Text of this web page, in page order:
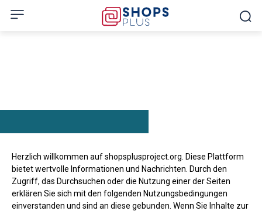
Herzlich willkommen auf shopsplusproject.org. Diese Plattform
bietet wertvolle Informationen und Nachrichten. Durch den
Zugriff, das Durchsuchen oder die Nutzung einer der Seiten
erklären Sie sich mit den folgenden Nutzungsbedingungen
einverstanden und sind an diese gebunden. Wenn Sie Inhalte zur